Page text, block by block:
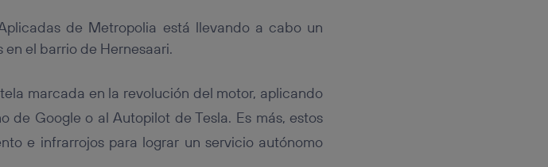
de Metropolia está llevando a cabo un
el barrio de Hernesaari.
marcada en la revolución del motor, aplicando
Google o al Autopilot de Tesla. Es más, estos
e infrarrojos para lograr un servicio autónomo